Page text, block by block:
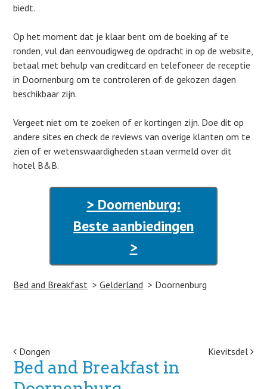
biedt.
Op het moment dat je klaar bent om de boeking af te
ronden, vul dan eenvoudigweg de opdracht in op de website,
betaal met behulp van creditcard en telefoneer de receptie
in Doornenburg om te controleren of de gekozen dagen
beschikbaar zijn.
Vergeet niet om te zoeken of er kortingen zijn. Doe dit op
andere sites en check de reviews van overige klanten om te
zien of er wetenswaardigheden staan vermeld over dit
hotel B&B.
> Doornenburg:
Beste aanbiedingen
>
Bed and Breakfast Gelderland Doornenburg
Post navigation
Dongen Kievitsdel
Bed and Breakfast in